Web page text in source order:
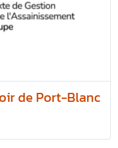
de Port-Blanc